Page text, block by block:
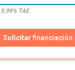
5.99% TAE
Solicitar financiación